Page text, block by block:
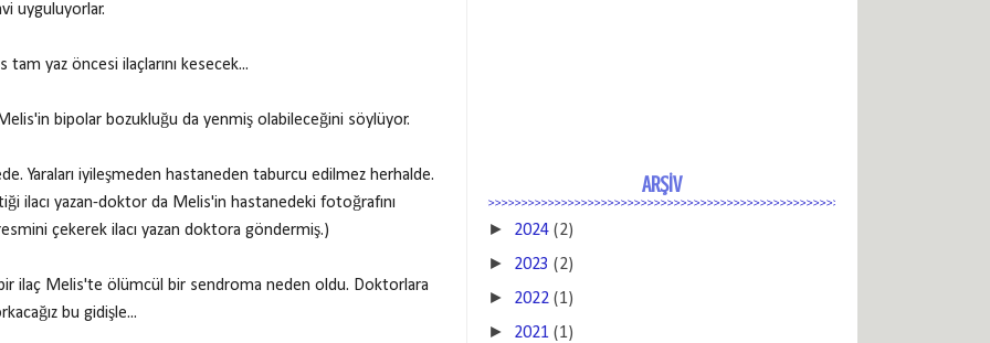
uyguluyorlar.
yaz öncesi ilaçlarını kesecek...
bipolar bozukluğu da yenmiş olabileceğini söylüyor.
Yaraları iyileşmeden hastaneden taburcu edilmez herhalde.
ilacı yazan-doktor da Melis'in hastanedeki fotoğrafını
çekerek ilacı yazan doktora göndermiş.)
ilaç Melis'te ölümcül bir sendroma neden oldu. Doktorlara
bu gidişle...
ARŞİV
► 2024 (2)
► 2023 (2)
► 2022 (1)
► 2021 (1)